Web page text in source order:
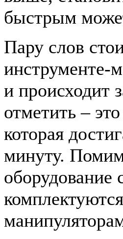
быстрым
Пару слов
инструменте-
и происходит
отметить –
которая
минуту.
оборудование